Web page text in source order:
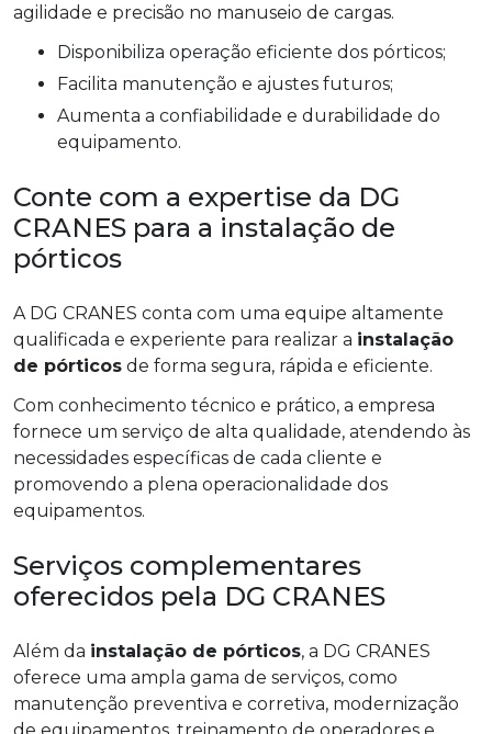
agilidade e precisão no manuseio de cargas.
Disponibiliza operação eficiente dos pórticos;
Facilita manutenção e ajustes futuros;
Aumenta a confiabilidade e durabilidade do
equipamento.
Conte com a expertise da DG
CRANES para a instalação de
pórticos
A DG CRANES conta com uma equipe altamente
qualificada e experiente para realizar a instalação
de pórticos de forma segura, rápida e eficiente.
Com conhecimento técnico e prático, a empresa
fornece um serviço de alta qualidade, atendendo às
necessidades específicas de cada cliente e
promovendo a plena operacionalidade dos
equipamentos.
Serviços complementares
oferecidos pela DG CRANES
Além da instalação de pórticos, a DG CRANES
oferece uma ampla gama de serviços, como
manutenção preventiva e corretiva, modernização
de equipamentos, treinamento de operadores e